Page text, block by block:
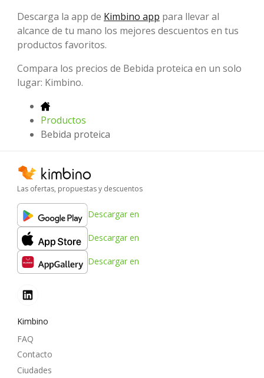
Descarga la app de Kimbino app para llevar al
alcance de tu mano los mejores descuentos en tus
productos favoritos.
Compara los precios de Bebida proteica en un solo
lugar: Kimbino.
Productos
Bebida proteica
Las ofertas, propuestas y descuentos
Descargar en
Descargar en
Descargar en
Kimbino
FAQ
Contacto
Ciudades